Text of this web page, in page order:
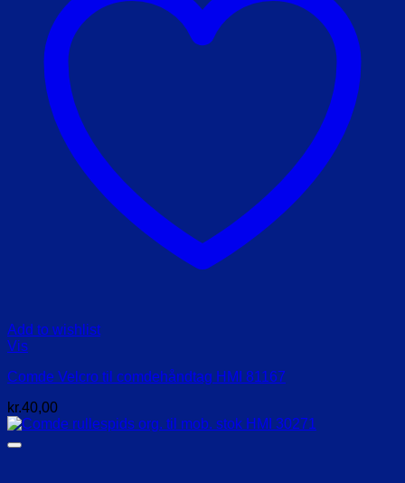
Add to wishlist
Vis
Comde Velcro til comdehåndtag HMI 81167
kr.40,00